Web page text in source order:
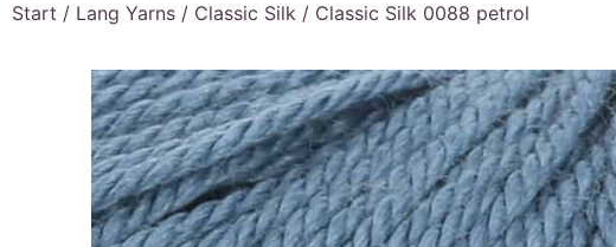
Start / Lang Yarns / Classic Silk / Classic Silk 0088 petrol